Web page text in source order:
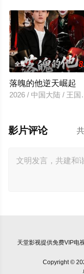
全集
落魄的他逆天崛起
2026 / 中国大陆 / 王
影片评论
天堂影视提供免费VIP电
Copyright ©